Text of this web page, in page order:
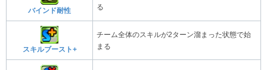
バインド耐性
る
スキルブースト+
チーム全体のスキルが2ターン溜まった状態で始
まる